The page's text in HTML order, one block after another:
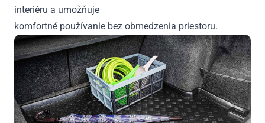
interiéru a umožňuje
komfortné používanie bez obmedzenia priestoru.